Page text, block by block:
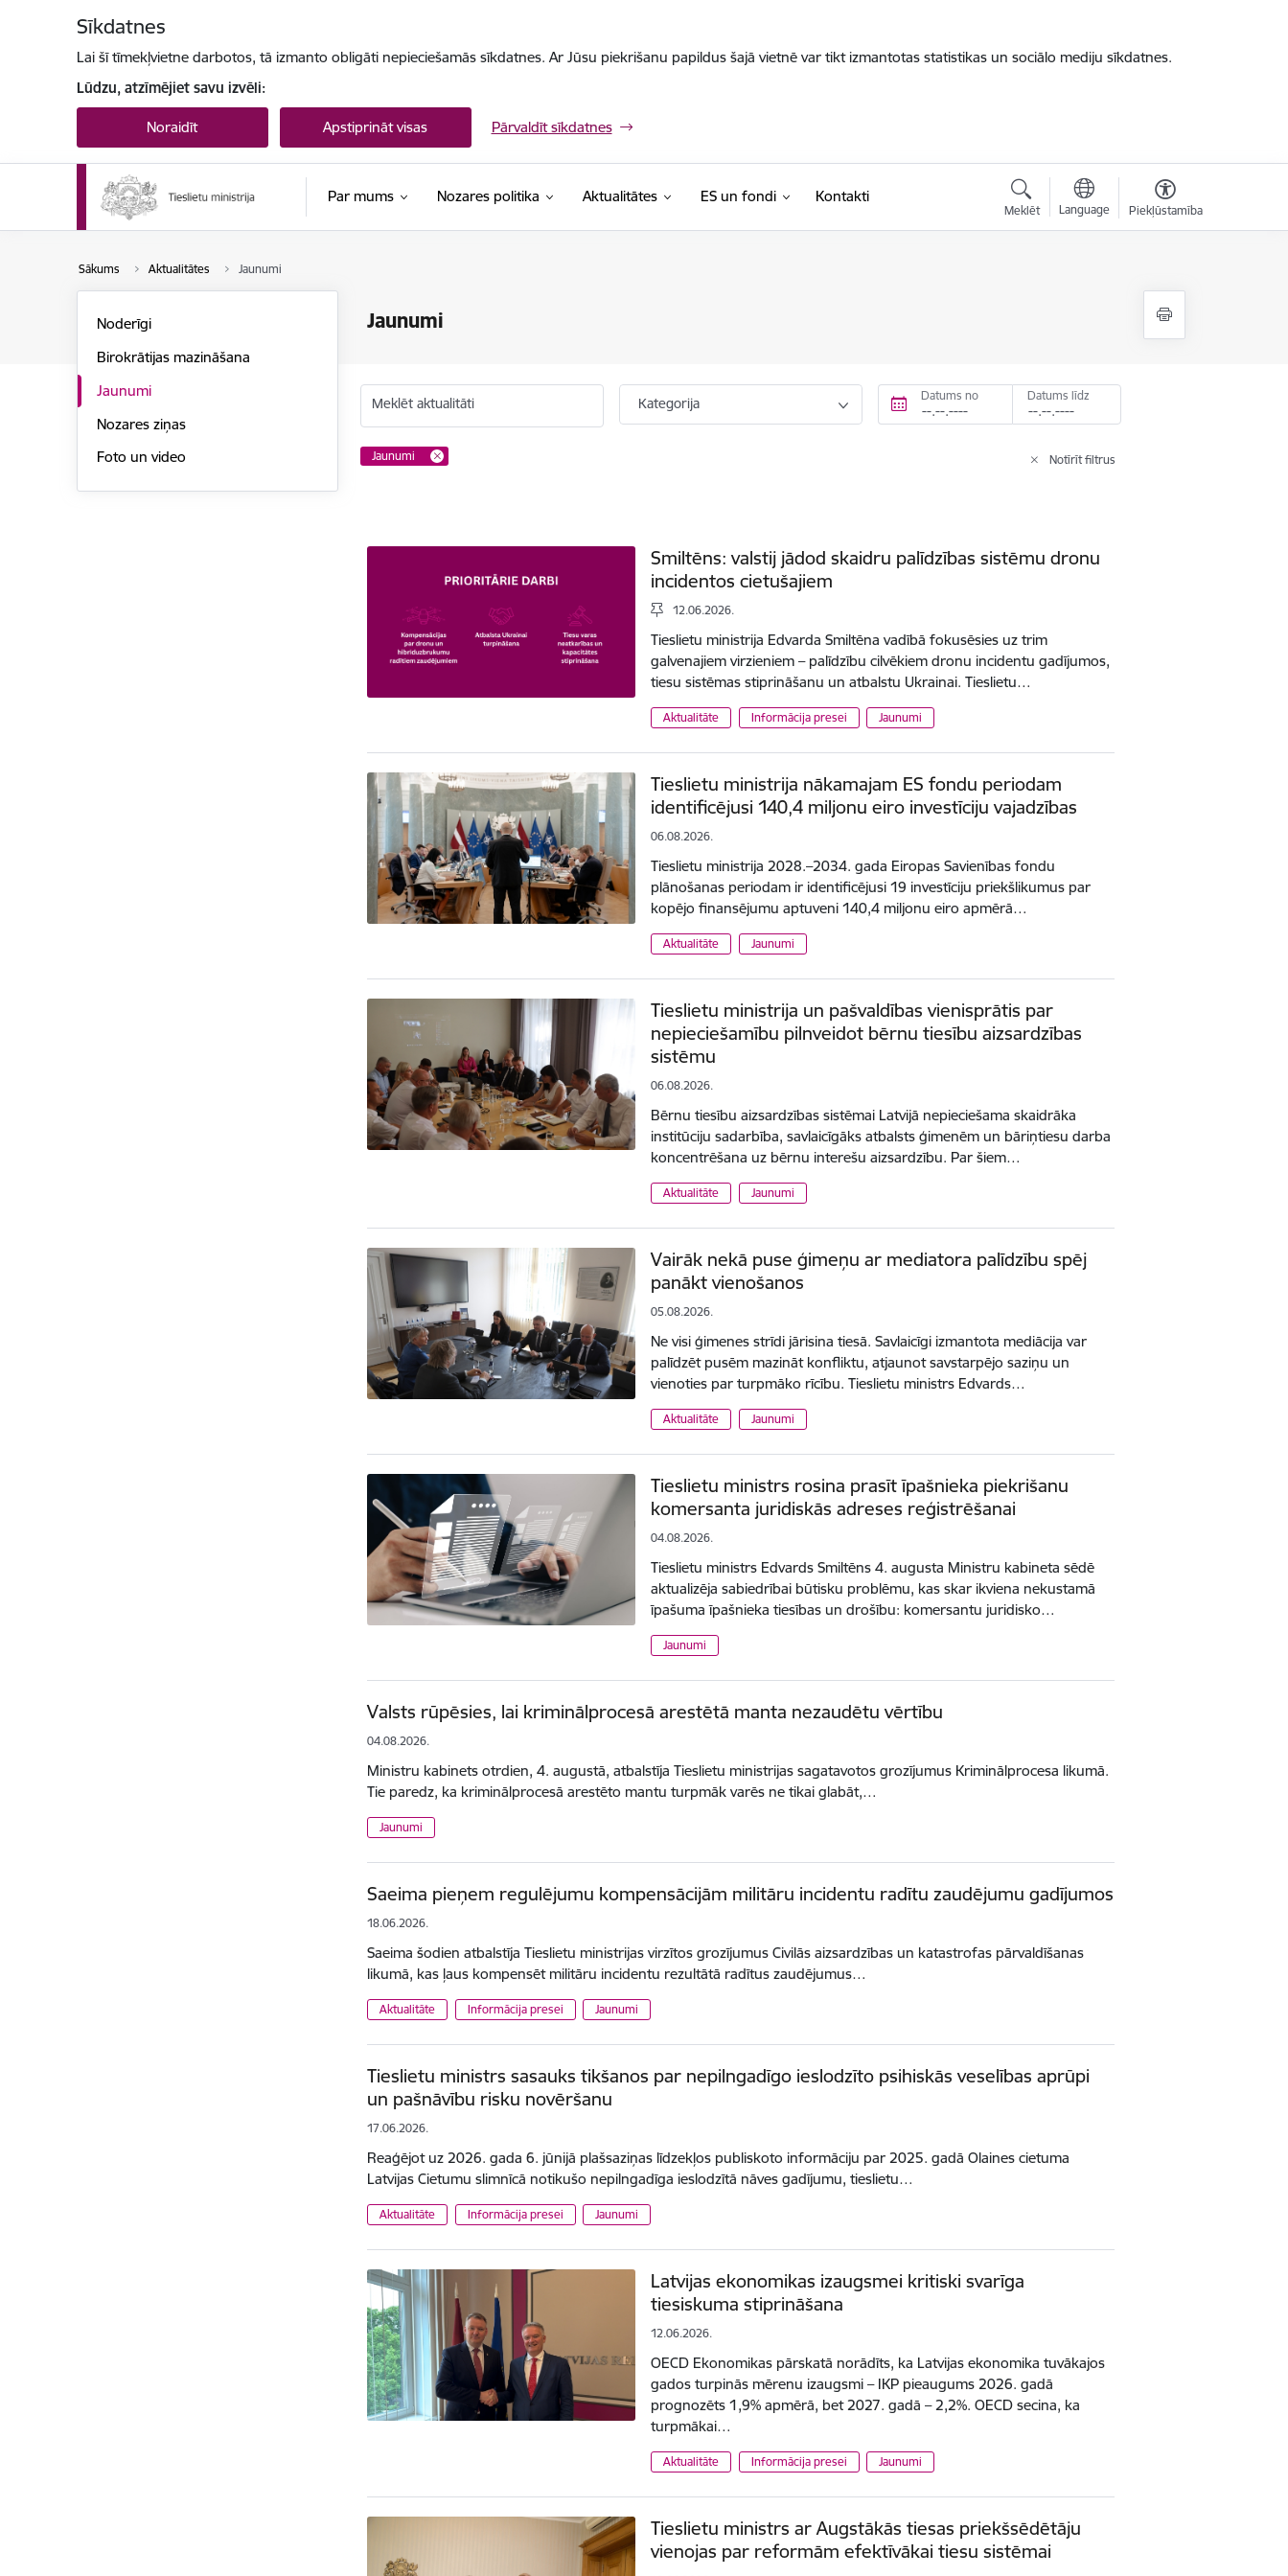
Sīkdatnes
Lai šī tīmekļvietne darbotos, tā izmanto obligāti nepieciešamās sīkdatnes. Ar Jūsu piekrišanu papildus šajā vietnē var tikt izmantotas statistikas un sociālo mediju sīkdatnes.
Lūdzu, atzīmējiet savu izvēli:
Noraidīt Apstiprināt visas Pārvaldīt sīkdatnes
Par mums Nozares politika Aktualitātes ES un fondi Kontakti
Meklēt Language Piekļūstamība
Sākums Aktualitātes Jaunumi
Jaunumi
Noderīgi
Birokrātijas mazināšana
Jaunumi
Nozares ziņas
Foto un video
Meklēt aktualitāti Kategorija Datums no Datums līdz
Jaunumi Notīrīt filtrus
Smiltēns: valstij jādod skaidru palīdzības sistēmu dronu
incidentos cietušajiem
12.06.2026.
Tieslietu ministrija Edvarda Smiltēna vadībā fokusēsies uz trim
galvenajiem virzieniem – palīdzību cilvēkiem dronu incidentu gadījumos,
tiesu sistēmas stiprināšanu un atbalstu Ukrainai. Tieslietu…
Aktualitāte Informācija presei Jaunumi
Tieslietu ministrija nākamajam ES fondu periodam
identificējusi 140,4 miljonu eiro investīciju vajadzības
06.08.2026.
Tieslietu ministrija 2028.–2034. gada Eiropas Savienības fondu
plānošanas periodam ir identificējusi 19 investīciju priekšlikumus par
kopējo finansējumu aptuveni 140,4 miljonu eiro apmērā…
Aktualitāte Jaunumi
Tieslietu ministrija un pašvaldības vienisprātis par
nepieciešamību pilnveidot bērnu tiesību aizsardzības
sistēmu
06.08.2026.
Bērnu tiesību aizsardzības sistēmai Latvijā nepieciešama skaidrāka
institūciju sadarbība, savlaicīgāks atbalsts ģimenēm un bāriņtiesu darba
koncentrēšana uz bērnu interešu aizsardzību. Par šiem…
Aktualitāte Jaunumi
Vairāk nekā puse ģimeņu ar mediatora palīdzību spēj
panākt vienošanos
05.08.2026.
Ne visi ģimenes strīdi jārisina tiesā. Savlaicīgi izmantota mediācija var
palīdzēt pusēm mazināt konfliktu, atjaunot savstarpējo saziņu un
vienoties par turpmāko rīcību. Tieslietu ministrs Edvards…
Aktualitāte Jaunumi
Tieslietu ministrs rosina prasīt īpašnieka piekrišanu
komersanta juridiskās adreses reģistrēšanai
04.08.2026.
Tieslietu ministrs Edvards Smiltēns 4. augusta Ministru kabineta sēdē
aktualizēja sabiedrībai būtisku problēmu, kas skar ikviena nekustamā
īpašuma īpašnieka tiesības un drošību: komersantu juridisko…
Jaunumi
Valsts rūpēsies, lai kriminālprocesā arestētā manta nezaudētu vērtību
04.08.2026.
Ministru kabinets otrdien, 4. augustā, atbalstīja Tieslietu ministrijas sagatavotos grozījumus Kriminālprocesa likumā.
Tie paredz, ka kriminālprocesā arestēto mantu turpmāk varēs ne tikai glabāt,…
Jaunumi
Saeima pieņem regulējumu kompensācijām militāru incidentu radītu zaudējumu gadījumos
18.06.2026.
Saeima šodien atbalstīja Tieslietu ministrijas virzītos grozījumus Civilās aizsardzības un katastrofas pārvaldīšanas
likumā, kas ļaus kompensēt militāru incidentu rezultātā radītus zaudējumus…
Aktualitāte Informācija presei Jaunumi
Tieslietu ministrs sasauks tikšanos par nepilngadīgo ieslodzīto psihiskās veselības aprūpi
un pašnāvību risku novēršanu
17.06.2026.
Reaģējot uz 2026. gada 6. jūnijā plašsaziņas līdzekļos publiskoto informāciju par 2025. gadā Olaines cietuma
Latvijas Cietumu slimnīcā notikušo nepilngadīga ieslodzītā nāves gadījumu, tieslietu…
Aktualitāte Informācija presei Jaunumi
Latvijas ekonomikas izaugsmei kritiski svarīga
tiesiskuma stiprināšana
12.06.2026.
OECD Ekonomikas pārskatā norādīts, ka Latvijas ekonomika tuvākajos
gados turpinās mērenu izaugsmi – IKP pieaugums 2026. gadā
prognozēts 1,9% apmērā, bet 2027. gadā – 2,2%. OECD secina, ka
turpmākai…
Aktualitāte Informācija presei Jaunumi
Tieslietu ministrs ar Augstākās tiesas priekšsēdētāju
vienojas par reformām efektīvākai tiesu sistēmai